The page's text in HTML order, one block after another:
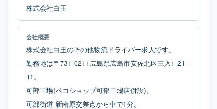
株式会社白王
会社概要
株式会社白王のその他物流ドライバー求人です。
勤務地は〒731-0211広島県広島市安佐北区三入1-21-
11。
可部工場(ペコショップ可部工場店併設)。
可部街道 新南原交差点から車で1分。